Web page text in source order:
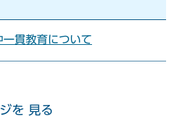
貫教育について
を 見る